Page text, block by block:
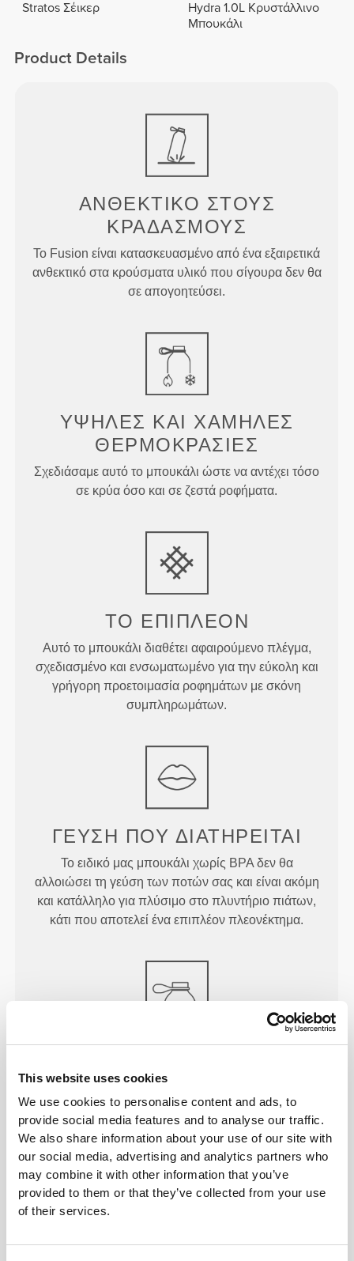
This website uses cookies
We use cookies to personalise content and ads, to
provide social media features and to analyse our traffic.
We also share information about your use of our site with
our social media, advertising and analytics partners who
may combine it with other information that you’ve
provided to them or that they’ve collected from your use
of their services.
Stratos Σέικερ
Hydra 1.0L Κρυστάλλινο
Μπουκάλι
Product Details
ΑΝΘΕΚΤΙΚΌ ΣΤΟΥΣ
ΚΡΑΔΑΣΜΟΎΣ
Το Fusion είναι κατασκευασμένο από ένα εξαιρετικά
ανθεκτικό στα κρούσματα υλικό που σίγουρα δεν θα
σε απογοητεύσει.
ΥΨΗΛΈΣ ΚΑΙ ΧΑΜΗΛΈΣ
ΘΕΡΜΟΚΡΑΣΊΕΣ
Σχεδιάσαμε αυτό το μπουκάλι ώστε να αντέχει τόσο
σε κρύα όσο και σε ζεστά ροφήματα.
ΤΟ ΕΠΙΠΛΈΟΝ
Αυτό το μπουκάλι διαθέτει αφαιρούμενο πλέγμα,
σχεδιασμένο και ενσωματωμένο για την εύκολη και
γρήγορη προετοιμασία ροφημάτων με σκόνη
συμπληρωμάτων.
ΓΕΎΣΗ ΠΟΥ ΔΙΑΤΗΡΕΊΤΑΙ
Το ειδικό μας μπουκάλι χωρίς BPA δεν θα
αλλοιώσει τη γεύση των ποτών σας και είναι ακόμη
και κατάλληλο για πλύσιμο στο πλυντήριο πιάτων,
κάτι που αποτελεί ένα επιπλέον πλεονέκτημα.
ΕΎΚΟΛΟ ΣΤΗ ΜΕΤΑΦΟΡΆ
Σχεδιασμένο με ενσωματωμένο λουράκι για πιο
εύκολη μεταφορά και κράτημα.
ΠΟΤΗΡΙΏΝ